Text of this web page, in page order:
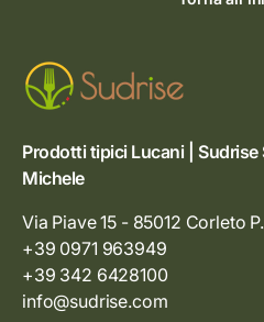
Prodotti tipici Lucani | Sudrise
Michele
Via Piave 15 - 85012 Corleto
+39 0971 963949
+39 342 6428100
info@sudrise.com